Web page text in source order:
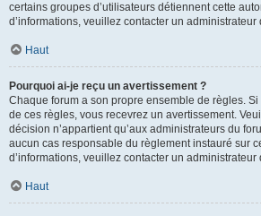
certains groupes d’utilisateurs détiennent cette
d’informations, veuillez contacter un administrateur
Haut
Pourquoi ai-je reçu un avertissement ?
Chaque forum a son propre ensemble de règles.
de ces règles, vous recevrez un avertissement.
décision n’appartient qu’aux administrateurs du
aucun cas responsable du règlement instauré sur
d’informations, veuillez contacter un administrateur
Haut